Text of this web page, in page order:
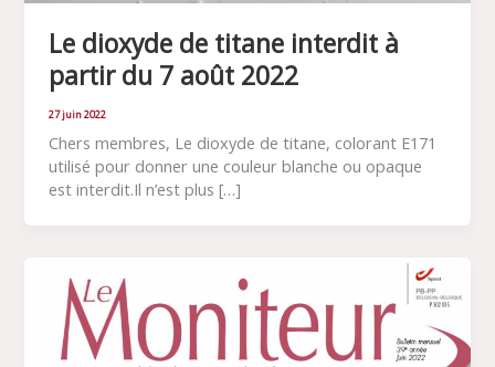
Le dioxyde de titane interdit à
partir du 7 août 2022
27 juin 2022
Chers membres, Le dioxyde de titane, colorant E171
utilisé pour donner une couleur blanche ou opaque
est interdit.Il n’est plus […]